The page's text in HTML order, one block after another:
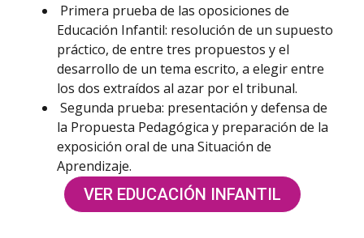
Primera prueba de las oposiciones de
Educación Infantil: resolución de un supuesto
práctico, de entre tres propuestos y el
desarrollo de un tema escrito, a elegir entre
los dos extraídos al azar por el tribunal.
Segunda prueba: presentación y defensa de
la Propuesta Pedagógica y preparación de la
exposición oral de una Situación de
Aprendizaje.
VER EDUCACIÓN INFANTIL